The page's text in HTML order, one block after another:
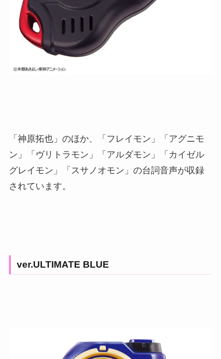
「神原拓也」のほか、「フレイモン」「アグニモ
ン」「ヴリトラモン」「アルダモン」「カイゼル
グレイモン」「スサノオモン」の台詞音声が収録
されています。
ver.ULTIMATE BLUE